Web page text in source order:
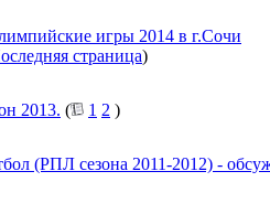
игры 2014 в г.Сочи
страница)
2013. ( 1 2 )
(РПЛ сезона 2011-2012) -